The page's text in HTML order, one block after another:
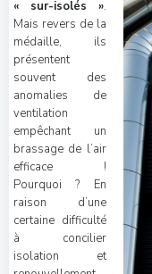
« sur-isolés ».
Mais revers de la
médaille, ils
présentent
souvent des
anomalies de
ventilation
empêchant un
brassage de l’air
efficace !
Pourquoi ? En
raison d’une
certaine difficulté
à concilier
isolation et